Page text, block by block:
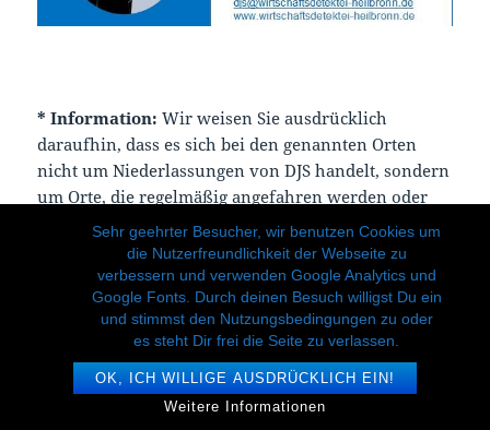
Sehr geehrter Besucher, wir benutzen Cookies um
die Nutzerfreundlichkeit der Webseite zu
verbessern und verwenden Google Analytics und
Google Fonts. Durch deinen Besuch willigst Du ein
und stimmst den Nutzungsbedingungen zu oder
es steht Dir frei die Seite zu verlassen.
OK, ICH WILLIGE AUSDRÜCKLICH EIN!
Weitere Informationen
* Information:Wir weisen Sie ausdrücklich
daraufhin, dass es sich bei den genannten Orten
nicht um Niederlassungen von DJS handelt, sondern
um Orte, die regelmäßig angefahren werden oder
wurden. Das Büro der Detektei DJS befindet sich in
Abstatt, Landkreis Heilbronn.